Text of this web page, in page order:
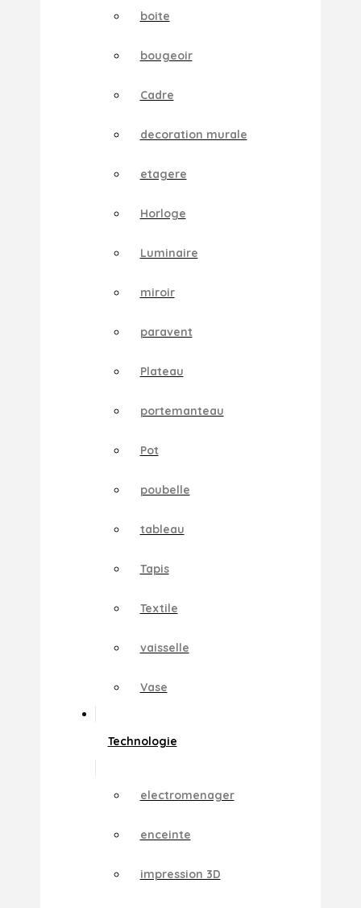
boite
bougeoir
Cadre
decoration murale
etagere
Horloge
Luminaire
miroir
paravent
Plateau
portemanteau
Pot
poubelle
tableau
Tapis
Textile
vaisselle
Vase
Technologie
electromenager
enceinte
impression 3D